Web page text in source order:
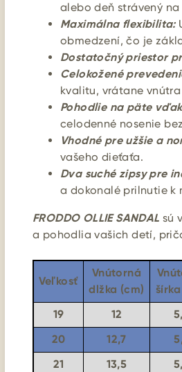
alebo deň strávený na
Maximálna flexibilita:
obmedzení, čo je
Dostatočný priestor
Celokožené
kvalitu, vrátane
Pohodlie na päte
celodenné nosenie
Vhodné pre užšie a
vašeho dieťaťa.
Dva suché zipsy pre
a dokonalé prilnutie k
FRODDO OLLIE SANDAL sú
a pohodlia vašich detí,
Veľkosť
Vnútorná
dlžka (cm)
19
12
20
12,7
21
13,5